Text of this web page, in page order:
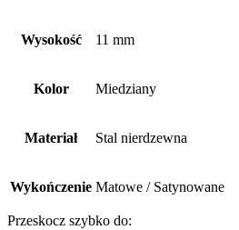
Wysokość 11 mm
Kolor Miedziany
Materiał Stal nierdzewna
Wykończenie Matowe / Satynowane
Przeskocz szybko do: